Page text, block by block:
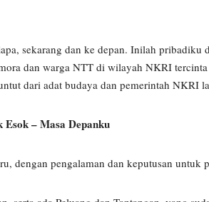
sekarang dan ke depan. Inilah
dan warga NTT di wilayah NKRI
dari adat budaya dan pemerintah NKRI
– Masa Depanku
dengan pengalaman dan keputusan untuk